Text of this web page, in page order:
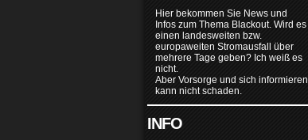
Hier bekommen Sie News und
Infos zum Thema Blackout. Wird es
einen landesweiten bzw.
europaweiten Stromausfall über
mehrere Tage geben? Ich weiß es
nicht.
Aber Vorsorge und sich informieren
kann nicht schaden.
INFO